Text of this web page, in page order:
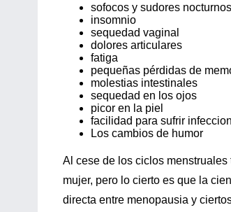
sofocos y sudores nocturnos
insomnio
sequedad vaginal
dolores articulares
fatiga
pequeñas pérdidas de
molestias intestinales
sequedad en los ojos
picor en la piel
facilidad para sufrir
Los cambios de humor
Al cese de los ciclos
mujer, pero lo cierto es que la
directa entre menopausia y